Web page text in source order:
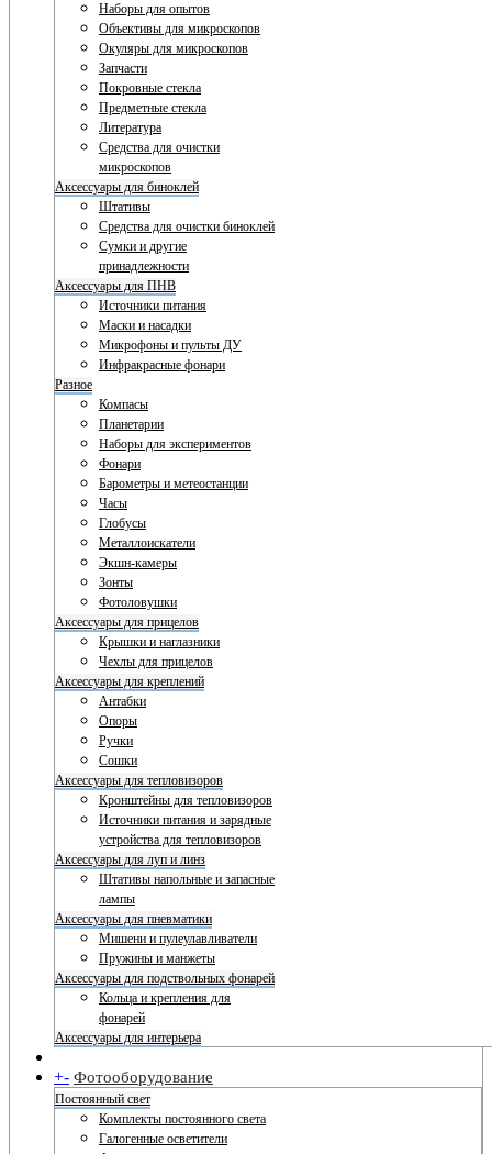
Наборы для опытов
Объективы для микроскопов
Окуляры для микроскопов
Запчасти
Покровные стекла
Предметные стекла
Литература
Средства для очистки
микроскопов
Аксессуары для биноклей
Штативы
Средства для очистки биноклей
Сумки и другие
принадлежности
Аксессуары для ПНВ
Источники питания
Маски и насадки
Микрофоны и пульты ДУ
Инфракрасные фонари
Разное
Компасы
Планетарии
Наборы для экспериментов
Фонари
Барометры и метеостанции
Часы
Глобусы
Металлоискатели
Экшн-камеры
Зонты
Фотоловушки
Аксессуары для прицелов
Крышки и наглазники
Чехлы для прицелов
Аксессуары для креплений
Антабки
Опоры
Ручки
Сошки
Аксессуары для тепловизоров
Кронштейны для тепловизоров
Источники питания и зарядные
устройства для тепловизоров
Аксессуары для луп и линз
Штативы напольные и запасные
лампы
Аксессуары для пневматики
Мишени и пулеулавливатели
Пружины и манжеты
Аксессуары для подствольных фонарей
Кольца и крепления для
фонарей
Аксессуары для интерьера
+- Фотооборудование
Постоянный свет
Комплекты постоянного света
Галогенные осветители